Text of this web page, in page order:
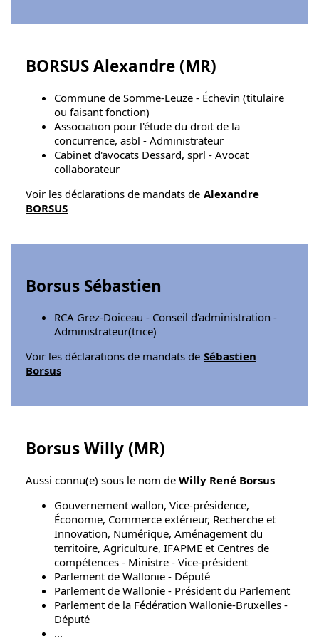
BORSUS Alexandre (MR)
Commune de Somme-Leuze - Échevin (titulaire
ou faisant fonction)
Association pour l'étude du droit de la
concurrence, asbl - Administrateur
Cabinet d'avocats Dessard, sprl - Avocat
collaborateur
Voir les déclarations de mandats de Alexandre
BORSUS
Borsus Sébastien
RCA Grez-Doiceau - Conseil d'administration -
Administrateur(trice)
Voir les déclarations de mandats de Sébastien
Borsus
Borsus Willy (MR)
Aussi connu(e) sous le nom de Willy René Borsus
Gouvernement wallon, Vice-présidence,
Économie, Commerce extérieur, Recherche et
Innovation, Numérique, Aménagement du
territoire, Agriculture, IFAPME et Centres de
compétences - Ministre - Vice-président
Parlement de Wallonie - Député
Parlement de Wallonie - Président du Parlement
Parlement de la Fédération Wallonie-Bruxelles -
Député
...